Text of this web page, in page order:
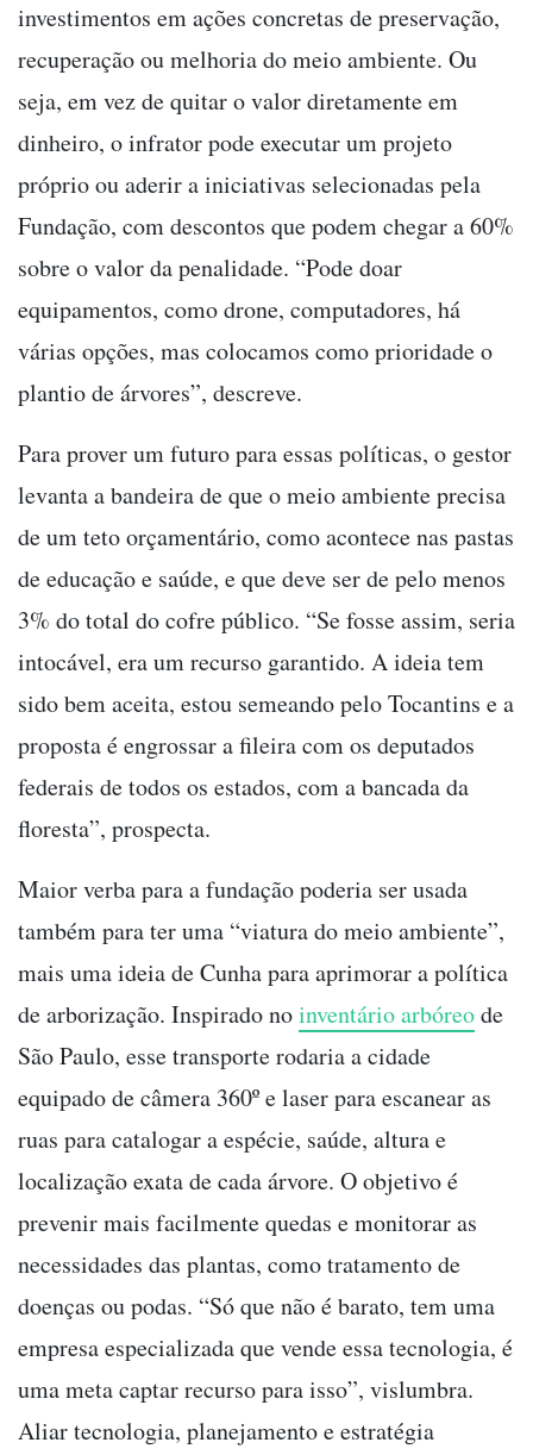
investimentos em ações concretas de preservação,
recuperação ou melhoria do meio ambiente. Ou
seja, em vez de quitar o valor diretamente em
dinheiro, o infrator pode executar um projeto
próprio ou aderir a iniciativas selecionadas pela
Fundação, com descontos que podem chegar a 60%
sobre o valor da penalidade. “Pode doar
equipamentos, como drone, computadores, há
várias opções, mas colocamos como prioridade o
plantio de árvores”, descreve.
Para prover um futuro para essas políticas, o gestor
levanta a bandeira de que o meio ambiente precisa
de um teto orçamentário, como acontece nas pastas
de educação e saúde, e que deve ser de pelo menos
3% do total do cofre público. “Se fosse assim, seria
intocável, era um recurso garantido. A ideia tem
sido bem aceita, estou semeando pelo Tocantins e a
proposta é engrossar a fileira com os deputados
federais de todos os estados, com a bancada da
floresta”, prospecta.
Maior verba para a fundação poderia ser usada
também para ter uma “viatura do meio ambiente”,
mais uma ideia de Cunha para aprimorar a política
de arborização. Inspirado noinventário arbóreode
São Paulo, esse transporte rodaria a cidade
equipado de câmera 360º e laser para escanear as
ruas para catalogar a espécie, saúde, altura e
localização exata de cada árvore. O objetivo é
prevenir mais facilmente quedas e monitorar as
necessidades das plantas, como tratamento de
doenças ou podas. “Só que não é barato, tem uma
empresa especializada que vende essa tecnologia, é
uma meta captar recurso para isso”, vislumbra.
Aliar tecnologia, planejamento e estratégia